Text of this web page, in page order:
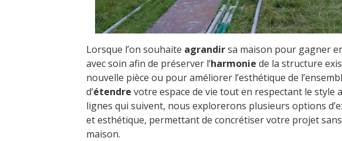
Lorsque l’on souhaite agrandirsa maison pour gagner
avec soin afin de préserver l’harmonie de la structure
nouvelle pièce ou pour améliorer l’esthétique de
d’étendre votre espace de vie tout en respectant le style
lignes qui suivent, nous explorerons plusieurs options
et esthétique, permettant de concrétiser votre projet
maison.